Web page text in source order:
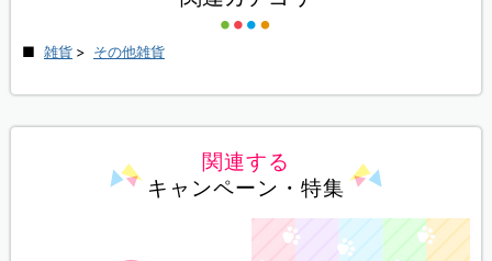
雑貨 > その他雑貨
関連する
キャンペーン・特集